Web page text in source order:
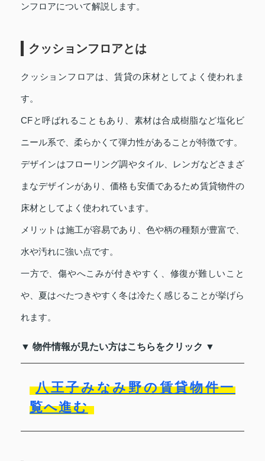
ンフロアについて解説します。
クッションフロアとは
クッションフロアは、賃貸の床材としてよく使われま
す。
CFと呼ばれることもあり、素材は合成樹脂など塩化ビ
ニール系で、柔らかくて弾力性があることが特徴です。
デザインはフローリング調やタイル、レンガなどさまざ
まなデザインがあり、価格も安価であるため賃貸物件の
床材としてよく使われています。
メリットは施工が容易であり、色や柄の種類が豊富で、
水や汚れに強い点です。
一方で、傷やへこみが付きやすく、修復が難しいこと
や、夏はべたつきやすく冬は冷たく感じることが挙げら
れます。
▼ 物件情報が見たい方はこちらをクリック ▼
八王子みなみ野の賃貸物件一
覧へ進む